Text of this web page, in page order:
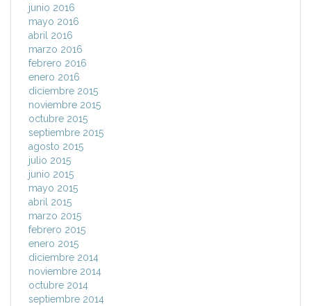
junio 2016
mayo 2016
abril 2016
marzo 2016
febrero 2016
enero 2016
diciembre 2015
noviembre 2015
octubre 2015
septiembre 2015
agosto 2015
julio 2015
junio 2015
mayo 2015
abril 2015
marzo 2015
febrero 2015
enero 2015
diciembre 2014
noviembre 2014
octubre 2014
septiembre 2014